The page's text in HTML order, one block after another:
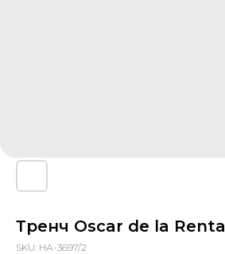
Тренч Oscar de la Renta
SKU: НА-3697/2